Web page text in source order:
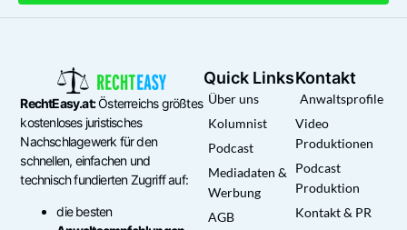
RechtEasy.at:Österreichs größtes
kostenloses juristisches
Nachschlagewerk für den
schnellen, einfachen und
technisch fundierten Zugriff auf:
die besten
Quick Links
Über uns
Kolumnist
Podcast
Mediadaten &
Werbung
AGB
Kontakt
Anwaltsprofile
Video
Produktionen
Podcast
Produktion
Kontakt & PR